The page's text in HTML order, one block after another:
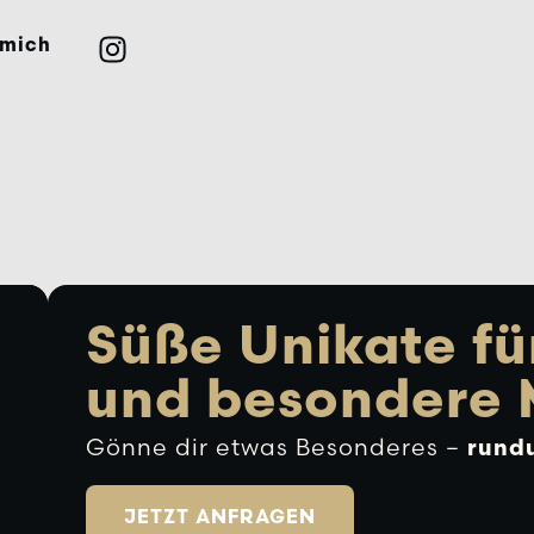
Süße Unikate
und besondere
Gönne dir etwas Besonderes –
JETZT ANFRAGEN